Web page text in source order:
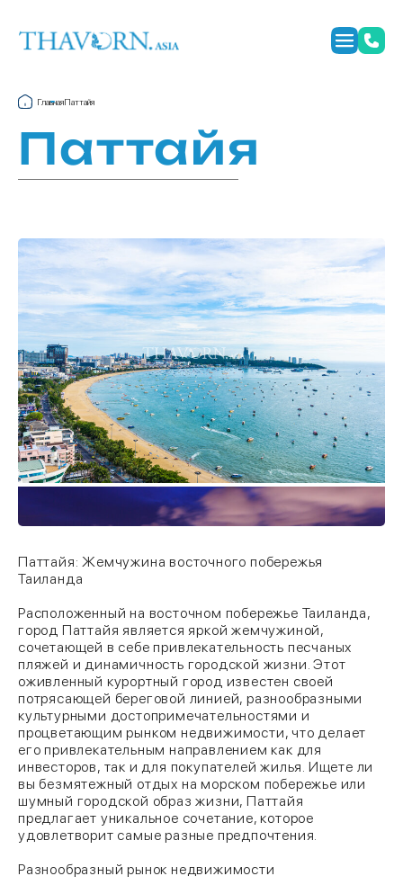
ГлавнаяПаттайя
Паттайя
Паттайя: Жемчужина восточного побережья
Таиланда
Расположенный на восточном побережье Таиланда,
город Паттайя является яркой жемчужиной,
сочетающей в себе привлекательность песчаных
пляжей и динамичность городской жизни. Этот
оживленный курортный город известен своей
потрясающей береговой линией, разнообразными
культурными достопримечательностями и
процветающим рынком недвижимости, что делает
его привлекательным направлением как для
инвесторов, так и для покупателей жилья. Ищете ли
вы безмятежный отдых на морском побережье или
шумный городской образ жизни, Паттайя
предлагает уникальное сочетание, которое
удовлетворит самые разные предпочтения.
Разнообразный рынок недвижимости